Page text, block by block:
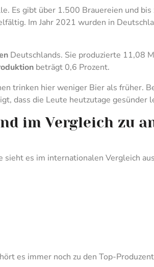
Es gibt über 1.500 Brauereien und bis
Im Jahr 2021 wurden in
Deutschlands. Sie produzierte 11,08
beträgt 0,6 Prozent.
trinken hier weniger Bier als früher.
dass die Leute heutzutage gesünder
im Vergleich zu
es im internationalen Vergleich
es immer noch zu den Top-